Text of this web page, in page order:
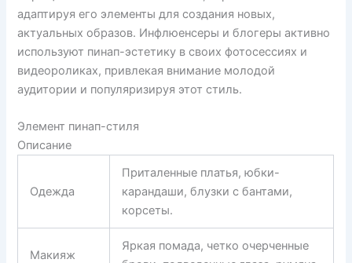
адаптируя его элементы для создания новых,
актуальных образов. Инфлюенсеры и блогеры активно
используют пинап-эстетику в своих фотосессиях и
видеороликах, привлекая внимание молодой
аудитории и популяризируя этот стиль.
Элемент пинап-стиля
Описание
Одежда
Приталенные платья, юбки-
карандаши, блузки с бантами,
корсеты.
Макияж
Яркая помада, четко очерченные